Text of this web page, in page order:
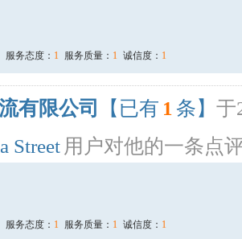
服务态度： 1 服务质量： 1 诚信度： 1
有限公司 【已有 1 条】 于
Street 用户对他的一条点
服务态度： 1 服务质量： 1 诚信度： 1